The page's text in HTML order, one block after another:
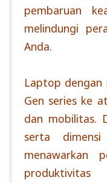
pembaruan
melindungi
Anda.
Laptop
Gen series ke
dan mobilitas.
serta
menawarkan